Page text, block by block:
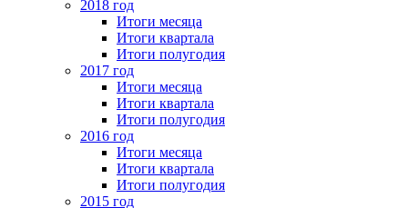
2018 год
Итоги месяца
Итоги квартала
Итоги полугодия
2017 год
Итоги месяца
Итоги квартала
Итоги полугодия
2016 год
Итоги месяца
Итоги квартала
Итоги полугодия
2015 год